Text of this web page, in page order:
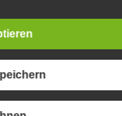
zuständigen
eines
zu. Zuständige